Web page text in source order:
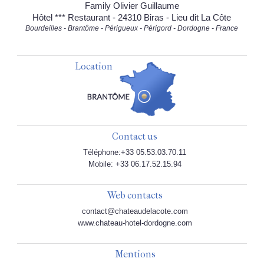
Family Olivier Guillaume
Hôtel *** Restaurant - 24310 Biras - Lieu dit La Côte
Bourdeilles - Brantôme - Périgueux - Périgord - Dordogne - France
Location
Contact us
Téléphone:+33 05.53.03.70.11
Mobile: +33 06.17.52.15.94
Web contacts
contact@chateaudelacote.com
www.chateau-hotel-dordogne.com
Mentions